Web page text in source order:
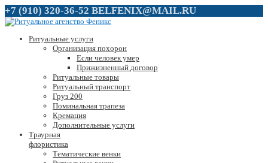
+7 (910) 320-36-52 BELFENIX@MAIL.RU
Ритуальные услуги
Организация похорон
Если человек умер
Прижизненный договор
Ритуальные товары
Ритуальный транспорт
Груз 200
Поминальная трапеза
Кремация
Дополнительные услуги
Траурная
флористика
Тематические венки